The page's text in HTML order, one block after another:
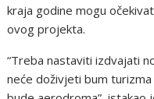
kraja godine mogu
ovog projekta.
“Treba nastaviti izdvajati
neće doživjeti bum